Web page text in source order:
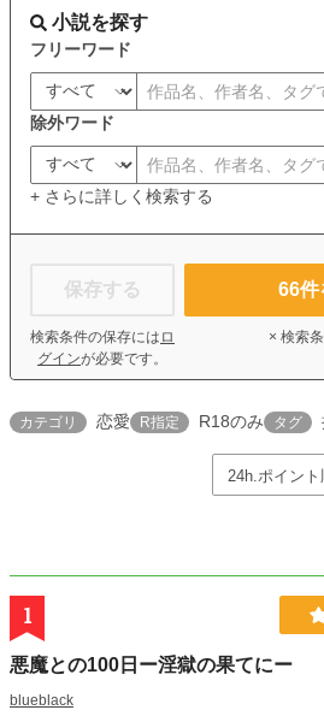
小説を探す
フリーワード
除外ワード
+ さらに詳しく検索する
保存する
検索条件の保存には ロ
グインが必要です。
66件
× 検索
カテゴリ 恋愛 R指定 R18のみ タグ
1
悪魔との100日ー淫獄の果てにー
blueblack